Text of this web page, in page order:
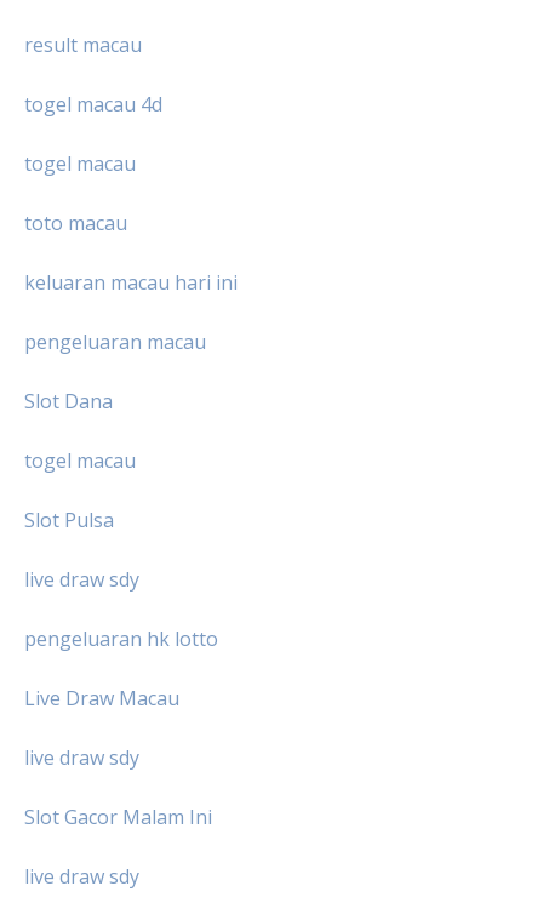
result macau
togel macau 4d
togel macau
toto macau
keluaran macau hari ini
pengeluaran macau
Slot Dana
togel macau
Slot Pulsa
live draw sdy
pengeluaran hk lotto
Live Draw Macau
live draw sdy
Slot Gacor Malam Ini
live draw sdy